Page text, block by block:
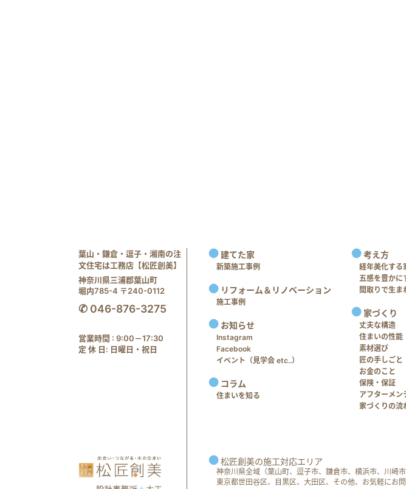
葉山・鎌倉・逗子・湘南の注
文住宅は工務店【松匠創美】
神奈川県三浦郡葉山町
堀内785-4 〒240-0112
✆ 046-876-3275
営業時間 : 9:00－17:30
定 休 日: 日曜日・祝日
建てた家
新築施工事例
リフォーム＆リノベーション
施工事例
お知らせ
Instagram
Facebook
イベント（見学会 etc..）
コラム
住まいを知る
考え方
経年美化する
五感を豊かに
間取りで生ま
家づくり
丈夫な構造
住まいの性能
素材選び
匠の手しごと
お金のこと
保険・保証
アフターメン
家づくりの流
松匠創美の施工対応エリア
神奈川県全域（葉山町、逗子市、鎌倉市、横浜市、川崎
東京都世田谷区、目黒区、大田区、その他、お気軽にお